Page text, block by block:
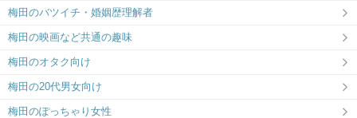
梅田のバツイチ・婚姻歴理解者
梅田の映画など共通の趣味
梅田のオタク向け
梅田の20代男女向け
梅田のぽっちゃり女性